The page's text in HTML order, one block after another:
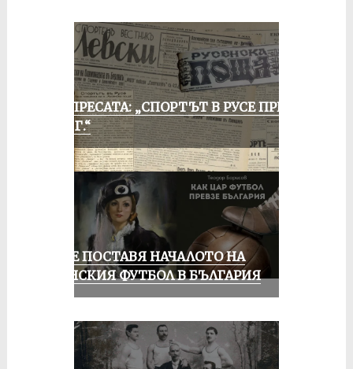
ОТ ПРЕСАТА: „СПОРТЪТ В РУСЕ ПРЕЗ
1935 Г.“
РУСЕ ПОСТАВЯ НАЧАЛОТО НА
ЖЕНСКИЯ ФУТБОЛ В БЪЛГАРИЯ